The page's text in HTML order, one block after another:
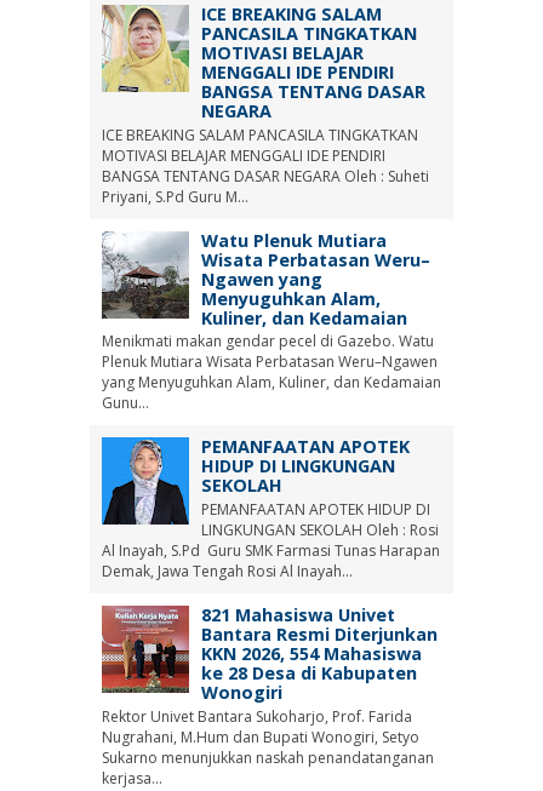
ICE BREAKING SALAM
PANCASILA TINGKATKAN
MOTIVASI BELAJAR
MENGGALI IDE PENDIRI
BANGSA TENTANG DASAR
NEGARA
ICE BREAKING SALAM PANCASILA TINGKATKAN
MOTIVASI BELAJAR MENGGALI IDE PENDIRI
BANGSA TENTANG DASAR NEGARA Oleh : Suheti
Priyani, S.Pd Guru M...
Watu Plenuk Mutiara
Wisata Perbatasan Weru–
Ngawen yang
Menyuguhkan Alam,
Kuliner, dan Kedamaian
Menikmati makan gendar pecel di Gazebo. Watu
Plenuk Mutiara Wisata Perbatasan Weru–Ngawen
yang Menyuguhkan Alam, Kuliner, dan Kedamaian
Gunu...
PEMANFAATAN APOTEK
HIDUP DI LINGKUNGAN
SEKOLAH
PEMANFAATAN APOTEK HIDUP DI
LINGKUNGAN SEKOLAH Oleh : Rosi
Al Inayah, S.Pd Guru SMK Farmasi Tunas Harapan
Demak, Jawa Tengah Rosi Al Inayah...
821 Mahasiswa Univet
Bantara Resmi Diterjunkan
KKN 2026, 554 Mahasiswa
ke 28 Desa di Kabupaten
Wonogiri
Rektor Univet Bantara Sukoharjo, Prof. Farida
Nugrahani, M.Hum dan Bupati Wonogiri, Setyo
Sukarno menunjukkan naskah penandatanganan
kerjasa...